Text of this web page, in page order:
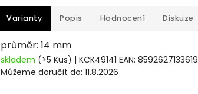
Varianty Popis Hodnocení Diskuze
průměr: 14 mm
skladem (>5 Kus) | KCK49141 EAN: 8592627133619
Můžeme doručit do: 11.8.2026